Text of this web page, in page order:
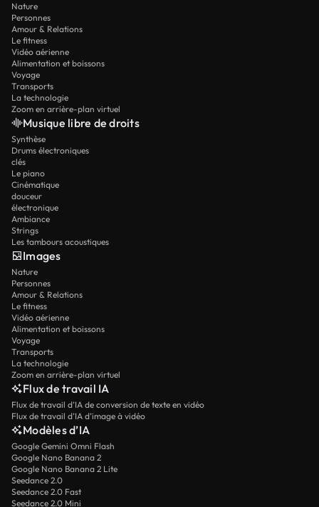
Nature
Personnes
Amour & Relations
Le fitness
Vidéo aérienne
Alimentation et boissons
Voyage
Transports
La technologie
Zoom en arrière-plan virtuel
Musique libre de droits
Synthèse
Drums électroniques
clés
Le piano
Cinématique
douceur
électronique
Ambiance
Strings
Les tambours acoustiques
Images
Nature
Personnes
Amour & Relations
Le fitness
Vidéo aérienne
Alimentation et boissons
Voyage
Transports
La technologie
Zoom en arrière-plan virtuel
Flux de travail IA
Flux de travail d’IA de conversion de texte en vidéo
Flux de travail d’IA d’image à vidéo
Modèles d’IA
Google Gemini Omni Flash
Google Nano Banana 2
Google Nano Banana 2 Lite
Seedance 2.0
Seedance 2.0 Fast
Seedance 2.0 Mini